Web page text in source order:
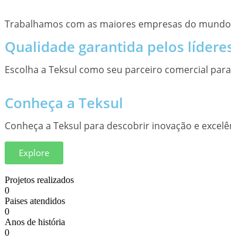
Trabalhamos com as maiores empresas do mundo
Qualidade garantida pelos
Escolha a Teksul como seu parceiro comercial
Conheça a Teksul
Conheça a Teksul para descobrir inovação e
Explore
Projetos realizados
0
Paises atendidos
0
Anos de história
0